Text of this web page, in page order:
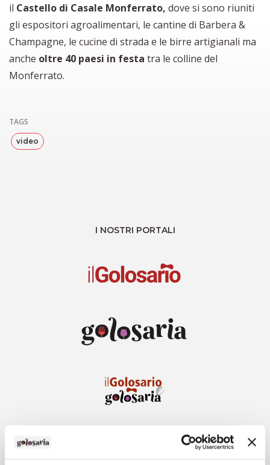
il Castello di Casale Monferrato, dove si sono riuniti
gli espositori agroalimentari, le cantine di Barbera &
Champagne, le cucine di strada e le birre artigianali ma
anche oltre 40 paesi in festa tra le colline del
Monferrato.
TAGS
video
I NOSTRI PORTALI